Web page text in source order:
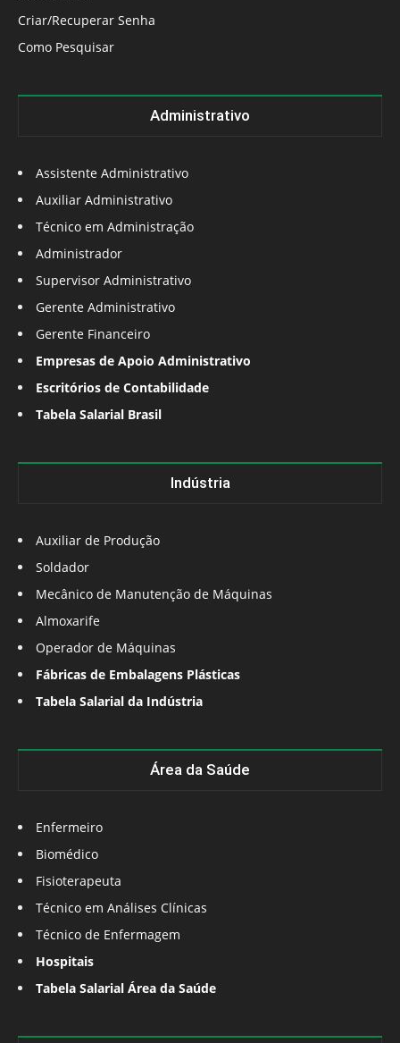
Criar/Recuperar Senha
Como Pesquisar
Administrativo
Assistente Administrativo
Auxiliar Administrativo
Técnico em Administração
Administrador
Supervisor Administrativo
Gerente Administrativo
Gerente Financeiro
Empresas de Apoio Administrativo
Escritórios de Contabilidade
Tabela Salarial Brasil
Indústria
Auxiliar de Produção
Soldador
Mecânico de Manutenção de Máquinas
Almoxarife
Operador de Máquinas
Fábricas de Embalagens Plásticas
Tabela Salarial da Indústria
Área da Saúde
Enfermeiro
Biomédico
Fisioterapeuta
Técnico em Análises Clínicas
Técnico de Enfermagem
Hospitais
Tabela Salarial Área da Saúde